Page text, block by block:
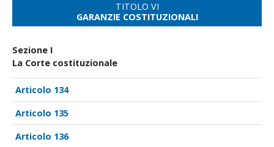
TITOLO VI
GARANZIE COSTITUZIONALI
Sezione I
La Corte costituzionale
134
135
136